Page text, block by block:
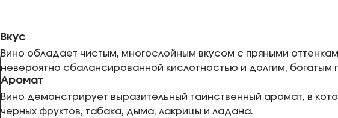
Вкус
Вино обладает чистым, многослойным вкусом с пряными
невероятно сбалансированной кислотностью и долгим, богатым
Аромат
Вино демонстрирует выразительный таинственный аромат, в
черных фруктов, табака, дыма, лакрицы и ладана.